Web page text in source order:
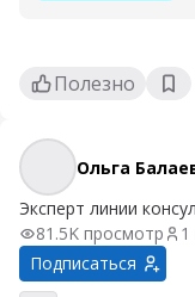
Полезно
Ольга Балаева
Ольга
Эксперт линии
81.5K просмотр
1
Подписаться